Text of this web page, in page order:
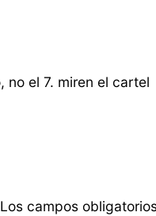
no el 7. miren el cartel
Los campos